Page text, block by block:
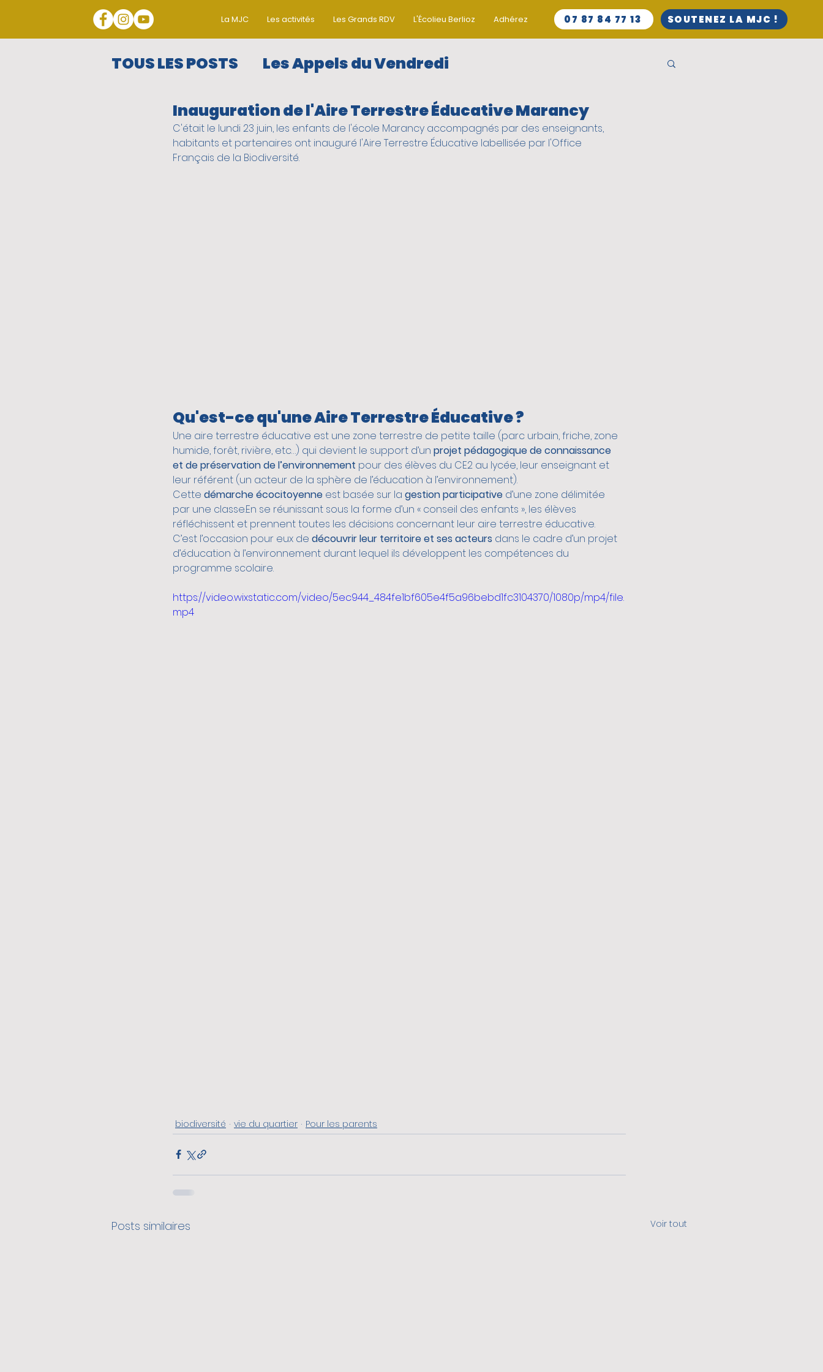
La MJC Les activités Les Grands RDV L'Écolieu Berlioz Adhérez 07 87 84 77 13 SOUTENEZ LA MJC !
TOUS LES POSTS Les Appels du Vendredi
Les Grands Rendez-Vous Activités jeunes
Les ateliers collectifs
Inauguration de l'Aire Terrestre Éducative Marancy
C'était le lundi 23 juin, les enfants de l'école Marancy accompagnés par des enseignants,
habitants et partenaires ont inauguré l'Aire Terrestre Éducative labellisée par l'Office
Français de la Biodiversité.
Qu'est-ce qu'une Aire Terrestre Éducative ?
Une aire terrestre éducative est une zone terrestre de petite taille (parc urbain, friche, zone
humide, forêt, rivière, etc…) qui devient le support d’un projet pédagogique de connaissance
et de préservation de l’environnement pour des élèves du CE2 au lycée, leur enseignant et
leur référent (un acteur de la sphère de l’éducation à l’environnement).
Cette démarche écocitoyenne est basée sur la gestion participative d’une zone délimitée
par une classe.En se réunissant sous la forme d’un « conseil des enfants », les élèves
réfléchissent et prennent toutes les décisions concernant leur aire terrestre éducative.
C’est l’occasion pour eux de découvrir leur territoire et ses acteurs dans le cadre d’un projet
d’éducation à l’environnement durant lequel ils développent les compétences du
programme scolaire.
https://video.wixstatic.com/video/5ec944_484fe1bf605e4f5a96bebd1fc3104370/1080p/mp4/file.
mp4
biodiversité vie du quartier Pour les parents
Posts similaires Voir tout